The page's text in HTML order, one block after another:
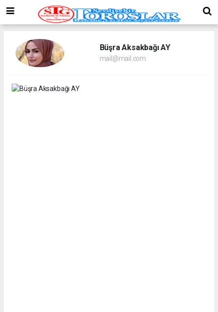
Büşra Aksakbağı AY
mail@mail.com